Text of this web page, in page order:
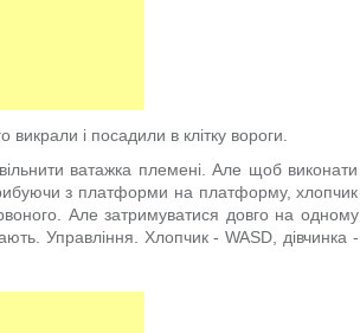
викрали і посадили в клітку вороги.
ватажка племені. Але щоб виконати
з платформи на платформу, хлопчик
Але затримуватися довго на одному
Управління. Хлопчик - WASD, дівчинка -